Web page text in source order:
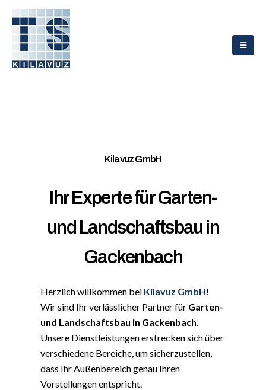
Kilavuz GmbH
Ihr Experte für Garten-
und Landschaftsbau in
Gackenbach
Herzlich willkommen bei Kilavuz GmbH!
Wir sind Ihr verlässlicher Partner für Garten-
und Landschaftsbau in Gackenbach.
Unsere Dienstleistungen erstrecken sich über
verschiedene Bereiche, um sicherzustellen,
dass Ihr Außenbereich genau Ihren
Vorstellungen entspricht.